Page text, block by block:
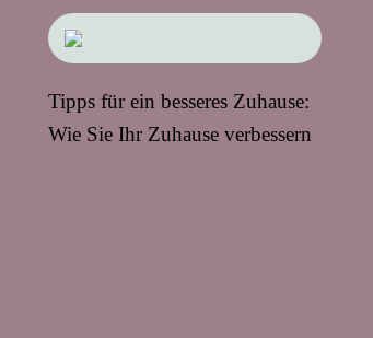
Tipps für ein besseres Zuhause:
Wie Sie Ihr Zuhause verbessern